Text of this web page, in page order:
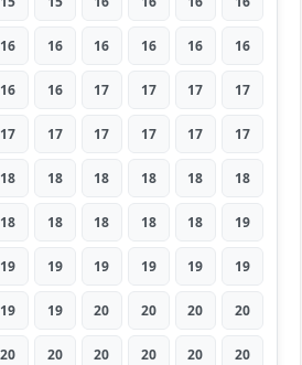
16 16 16 16 16 16
16 16 17 17 17 17
17 17 17 17 17 17
18 18 18 18 18 18
18 18 18 18 18 19
19 19 19 19 19 19
19 19 20 20 20 20
20 20 20 20 20 20